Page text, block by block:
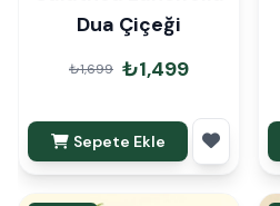
Dua Çiçeği
₺1,699 ₺1,499
Sepete Ekle